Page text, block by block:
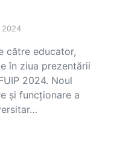
2024
către educator,
în ziua prezentării
2024. Noul
și funcționare a